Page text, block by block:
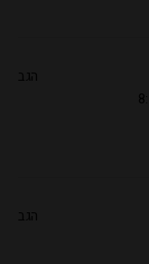
הגב
הגב